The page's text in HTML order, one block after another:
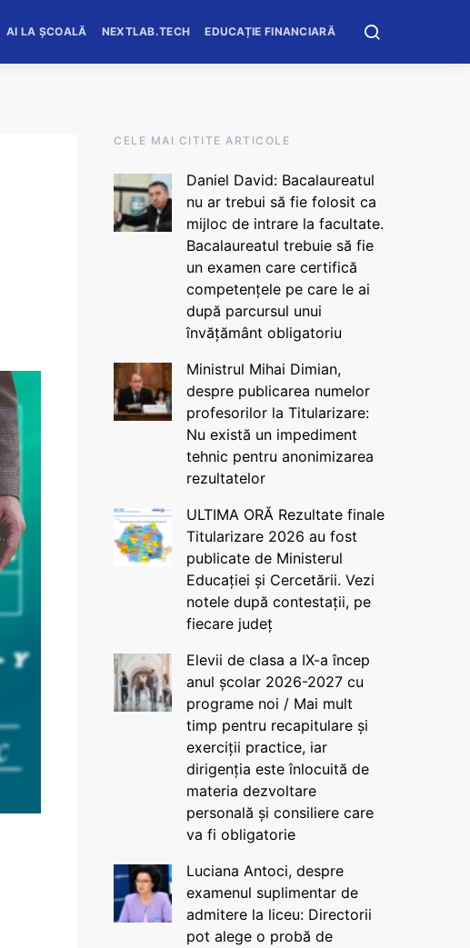
AI LA ȘCOALĂ NEXTLAB.TECH EDUCAȚIE FINANCIARĂ
CELE MAI CITITE ARTICOLE
Daniel David: Bacalaureatul
nu ar trebui să fie folosit ca
mijloc de intrare la facultate.
Bacalaureatul trebuie să fie
un examen care certifică
competențele pe care le ai
după parcursul unui
învățământ obligatoriu
Ministrul Mihai Dimian,
despre publicarea numelor
profesorilor la Titularizare:
Nu există un impediment
tehnic pentru anonimizarea
rezultatelor
ULTIMA ORĂ Rezultate finale
Titularizare 2026 au fost
publicate de Ministerul
Educației și Cercetării. Vezi
notele după contestații, pe
fiecare județ
Elevii de clasa a IX-a încep
anul școlar 2026-2027 cu
programe noi / Mai mult
timp pentru recapitulare și
exerciții practice, iar
dirigenția este înlocuită de
materia dezvoltare
personală și consiliere care
va fi obligatorie
Luciana Antoci, despre
examenul suplimentar de
admitere la liceu: Directorii
pot alege o probă de